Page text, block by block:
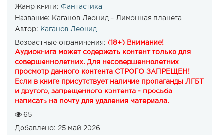
Жанр книги: Фантастика
Название: Каганов Леонид – Лимонная планета
Автор: Каганов Леонид
Возрастные ограничения: (18+) Внимание!
Аудиокнига может содержать контент только для
совершеннолетних. Для несовершеннолетних
просмотр данного контента СТРОГО ЗАПРЕЩЕН!
Если в книге присутствует наличие пропаганды ЛГБТ
и другого, запрещенного контента - просьба
написать на почту для удаления материала.
65
Добавлено: 25 май 2026